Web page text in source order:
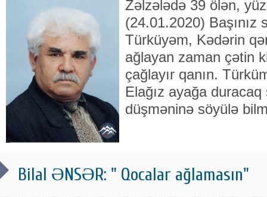
Zəlzələdə 39 ölən,
(24.01.2020) Başınız
Türküyəm, Kədərin
ağlayan zaman çətin
çağlayır qanın.
Elağız ayağa
düşməninə söyülə
Bilal ƏNSƏR: " Qocalar ağlamasın"